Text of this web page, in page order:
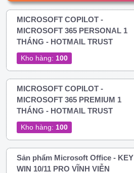
MICROSOFT COPILOT -
MICROSOFT 365 PERSONAL 1
THÁNG - HOTMAIL TRUST
Kho hàng: 100
MICROSOFT COPILOT -
MICROSOFT 365 PREMIUM 1
THÁNG - HOTMAIL TRUST
Kho hàng: 100
Sản phẩm Microsoft Office - KEY
WIN 10/11 PRO VĨNH VIỄN